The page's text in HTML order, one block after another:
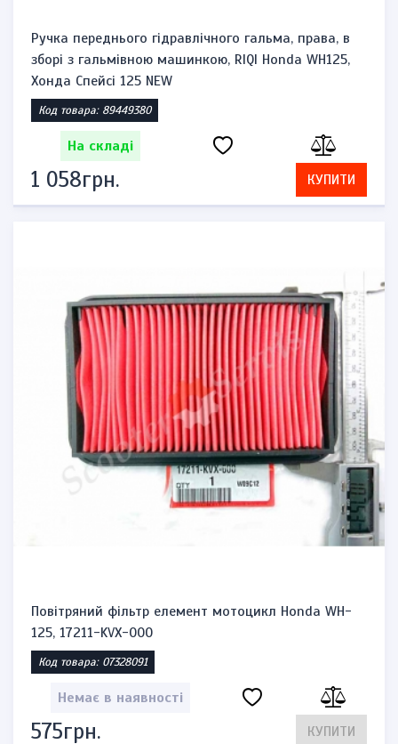
Ручка переднього гідравлічного гальма, права, в
зборі з гальмівною машинкою, RIQI Honda WH125,
Хонда Спейсі 125 NEW
Код товара: 89449380
На складі
1 058грн. КУПИТИ
Повітряний фільтр елемент мотоцикл Honda WH-
125, 17211-KVX-000
Код товара: 07328091
Немає в наявності
575грн. КУПИТИ